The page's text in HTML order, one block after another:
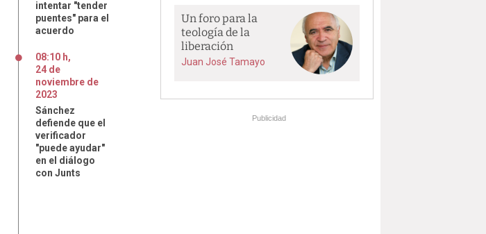
intentar "tender
puentes" para el
acuerdo
08:10 h,
24 de
noviembre de
2023
Sánchez
defiende que el
verificador
"puede ayudar"
en el diálogo
con Junts
Un foro para la
teología de la
liberación
Juan José Tamayo
Publicidad